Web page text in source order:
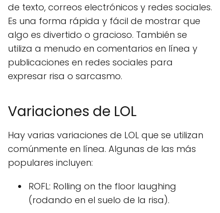
de texto, correos electrónicos y redes sociales.
Es una forma rápida y fácil de mostrar que
algo es divertido o gracioso. También se
utiliza a menudo en comentarios en línea y
publicaciones en redes sociales para
expresar risa o sarcasmo.
Variaciones de LOL
Hay varias variaciones de LOL que se utilizan
comúnmente en línea. Algunas de las más
populares incluyen:
ROFL: Rolling on the floor laughing
(rodando en el suelo de la risa).